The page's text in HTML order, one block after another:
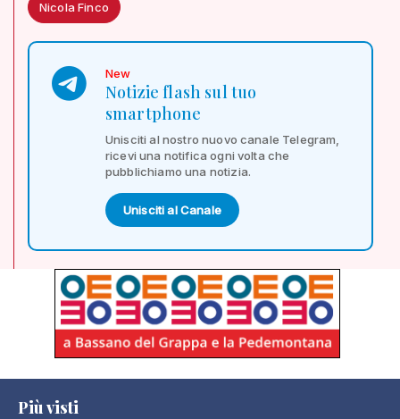
Nicola Finco
New
Notizie flash sul tuo
smartphone
Unisciti al nostro nuovo canale Telegram,
ricevi una notifica ogni volta che
pubblichiamo una notizia.
Unisciti al Canale
Più visti